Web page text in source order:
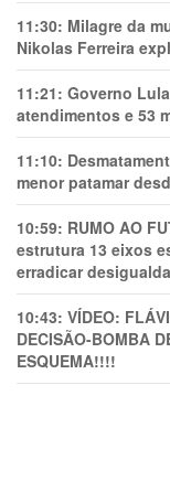
11:30: Milagre da
Nikolas Ferreira
11:21: Governo
atendimentos e 53
11:10:
menor patamar
10:59: RUMO AO
estrutura 13 eixos
erradicar
10:43: VÍDEO:
DECISÃO-BOMBA
ESQUEMA!!!!